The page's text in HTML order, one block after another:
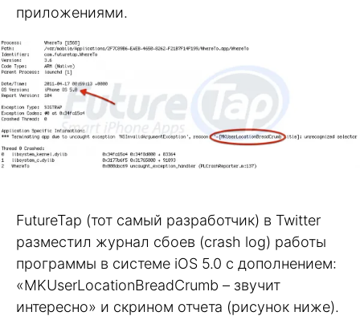
приложениями.
FutureTap (тот самый разработчик) в Twitter
разместил журнал сбоев (crash log) работы
программы в системе iOS 5.0 с дополнением:
«MKUserLocationBreadCrumb – звучит
интересно» и скрином отчета (рисунок ниже).